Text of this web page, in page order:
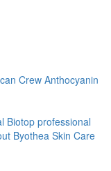
CrewAnthocyanin
Biotop professional
Byothea Skin Care